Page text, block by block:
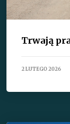
Trwają
2 LUTEGO 2026